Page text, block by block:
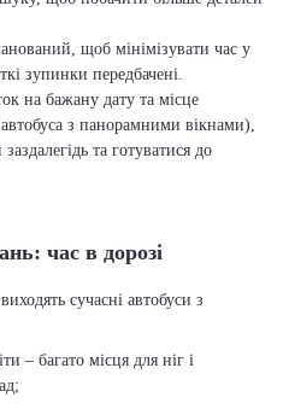
щоб мінімізувати час у
зупинки передбачені.
на бажану дату та місце
з панорамними вікнами),
та готуватися до
час в дорозі
сучасні автобуси з
– багато місця для ніг і